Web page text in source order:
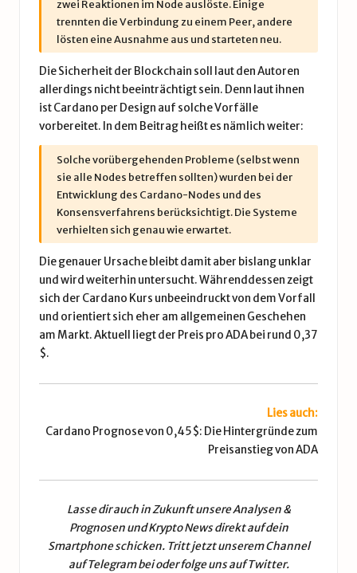
zwei Reaktionen im Node auslöste. Einige
trennten die Verbindung zu einem Peer, andere
lösten eine Ausnahme aus und starteten neu.
Die Sicherheit der Blockchain soll laut den Autoren
allerdings nicht beeinträchtigt sein. Denn laut ihnen
ist Cardano per Design auf solche Vorfälle
vorbereitet. In dem Beitrag heißt es nämlich weiter:
Solche vorübergehenden Probleme (selbst wenn
sie alle Nodes betreffen sollten) wurden bei der
Entwicklung des Cardano-Nodes und des
Konsensverfahrens berücksichtigt. Die Systeme
verhielten sich genau wie erwartet.
Die genauer Ursache bleibt damit aber bislang unklar
und wird weiterhin untersucht. Währenddessen zeigt
sich der Cardano Kurs unbeeindruckt von dem Vorfall
und orientiert sich eher am allgemeinen Geschehen
am Markt. Aktuell liegt der Preis pro ADA bei rund 0,37
$.
Lies auch:
Cardano Prognose von 0,45$: Die Hintergründe zum
Preisanstieg von ADA
Lasse dir auch in Zukunft unsereAnalysen &
PrognosenundKrypto Newsdirekt auf dein
Smartphone schicken. Tritt jetzt unseremChannel
auf Telegrambei oder folge uns aufTwitter.